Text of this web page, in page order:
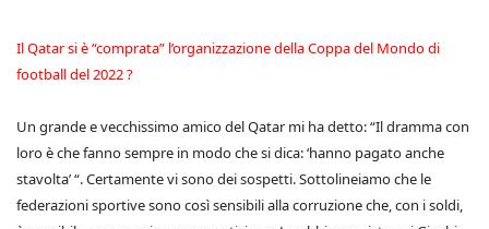
Il Qatar si è “comprata” l’organizzazione della Coppa del Mondo di
football del 2022 ?
Un grande e vecchissimo amico del Qatar mi ha detto: “Il dramma con
loro è che fanno sempre in modo che si dica: ‘hanno pagato anche
stavolta’ “. Certamente vi sono dei sospetti. Sottolineiamo che le
federazioni sportive sono così sensibili alla corruzione che, con i soldi,